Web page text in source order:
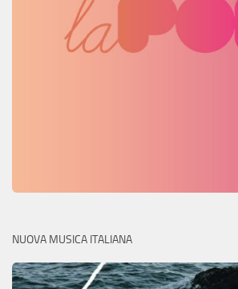
NUOVA MUSICA ITALIANA